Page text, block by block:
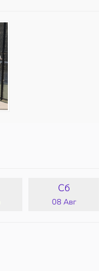
Сб
08 Авг